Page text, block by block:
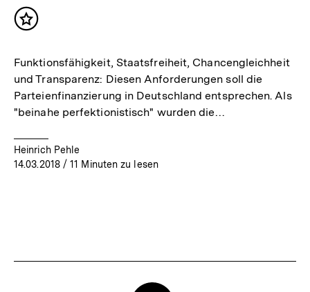
Inhalt
Funktionsfähigkeit, Staatsfreiheit, Chancengleichheit
und Transparenz: Diesen Anforderungen soll die
Parteienfinanzierung in Deutschland entsprechen. Als
"beinahe perfektionistisch" wurden die…
Heinrich Pehle
14.03.2018/ 11 Minuten zu lesen